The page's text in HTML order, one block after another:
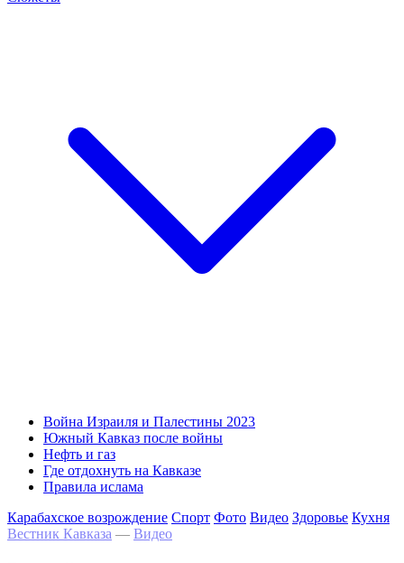
Война Израиля и Палестины 2023
Южный Кавказ после войны
Нефть и газ
Где отдохнуть на Кавказе
Правила ислама
Карабахское возрождение Спорт Фото Видео Здоровье Кухня
Вестник Кавказа — Видео